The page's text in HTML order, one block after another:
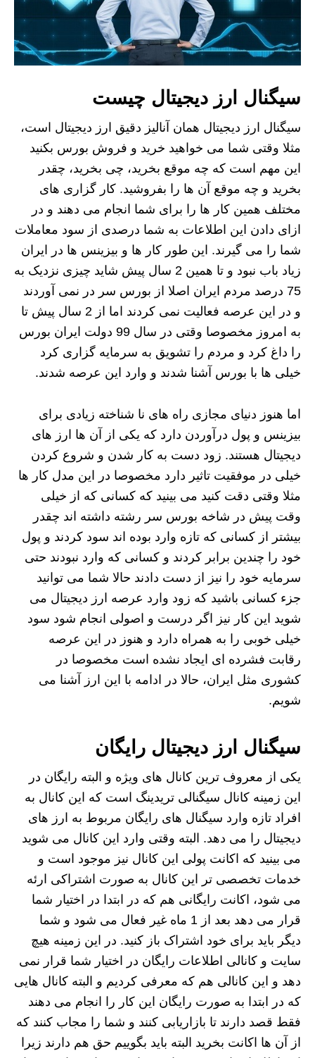
سیگنال ارز دیجیتال چیست
سیگنال ارز دیجیتال همان آنالیز دقیق ارز دیجیتال است،
مثلا وقتی شما می خواهید خرید و فروش بورس بکنید
این مهم است که چه موقع بخرید، چی بخرید، چقدر
بخرید و چه موقع آن ها را بفروشید. کار گزاری های
مختلف همین کار ها را برای شما انجام می دهند و در
ازای دادن این اطلاعات به شما درصدی از سود معاملات
شما را می گیرند. این طور کار ها و بیزینس ها در ایران
زیاد باب نبود و تا همین 2 سال پیش شاید چیزی نزدیک به
75 درصد مردم ایران اصلا از بورس سر در نمی آوردند
و در این عرصه فعالیت نمی کردند اما از 2 سال پیش تا
به امروز مخصوصا وقتی در سال 99 دولت ایران بورس
را داغ کرد و مردم را تشویق به سرمایه گزاری کرد
خیلی ها با بورس آشنا شدند و وارد این عرصه شدند.
اما هنوز دنیای مجازی راه های نا شناخته زیادی برای
بیزینس و پول درآوردن دارد که یکی از آن ها ارز های
دیجیتال هستند. زود دست به کار شدن و شروع کردن
خیلی در موفقیت تاثیر دارد مخصوصا در این مدل کار ها
مثلا وقتی دقت کنید می بینید که کسانی که از خیلی
وقت پیش در شاخه بورس سر رشته داشته اند چقدر
بیشتر از کسانی که تازه وارد بوده اند سود کردند و پول
خود را چندین برابر کردند و کسانی که وارد نبودند حتی
سرمایه خود را نیز از دست دادند حالا شما می توانید
جزء کسانی باشید که زود وارد عرصه ارز دیجیتال می
شوید این کار نیز اگر درست و اصولی انجام شود سود
خیلی خوبی را به همراه دارد و هنوز در این عرصه
رقابت فشرده ای ایجاد نشده است مخصوصا در
کشوری مثل ایران، حالا در ادامه با این ارز آشنا می
شویم.
سیگنال ارز دیجیتال رایگان
یکی از معروف ترین کانال های ویژه و البته رایگان در
این زمینه کانال سیگنالی تریدینگ است که این کانال به
افراد تازه وارد سیگنال های رایگان مربوط به ارز های
دیجیتال را می دهد. البته وقتی وارد این کانال می شوید
می بینید که اکانت پولی این کانال نیز موجود است و
خدمات تخصصی تر این کانال به صورت اشتراکی ارئه
می شود، اکانت رایگانی هم که در ابتدا در اختیار شما
قرار می دهد بعد از 1 ماه غیر فعال می شود و شما
دیگر باید برای خود اشتراک باز کنید. در این زمینه هیچ
سایت و کانالی اطلاعات رایگان در اختیار شما قرار نمی
دهد و این کانالی هم که معرفی کردیم و البته کانال هایی
که در ابتدا به صورت رایگان این کار را انجام می دهند
فقط قصد دارند تا بازاریابی کنند و شما را مجاب کنند که
از آن ها اکانت بخرید البته باید بگوییم حق هم دارند زیرا